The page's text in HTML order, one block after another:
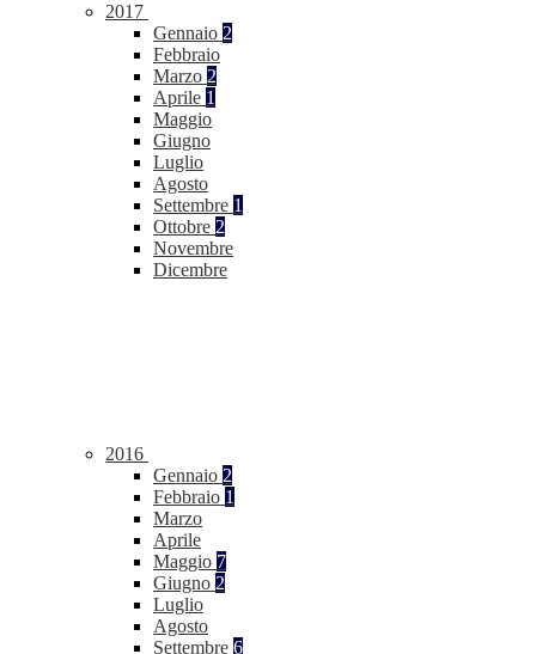
2017
Gennaio 2
Febbraio
Marzo 2
Aprile 1
Maggio
Giugno
Luglio
Agosto
Settembre 1
Ottobre 2
Novembre
Dicembre
2016
Gennaio 2
Febbraio 1
Marzo
Aprile
Maggio 7
Giugno 2
Luglio
Agosto
Settembre 6